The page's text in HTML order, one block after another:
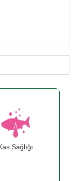
Sağlığı